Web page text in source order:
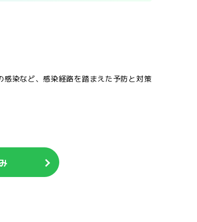
染など、感染経路を踏まえた予防と対策